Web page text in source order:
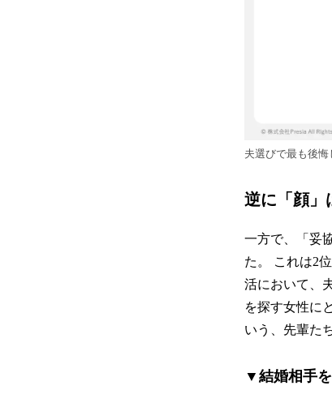
夫選びで最も後悔
逆に「顔」
一方で、「妥
た。 これは2
活において、
を探す女性に
いう、先輩た
▼結婚相手